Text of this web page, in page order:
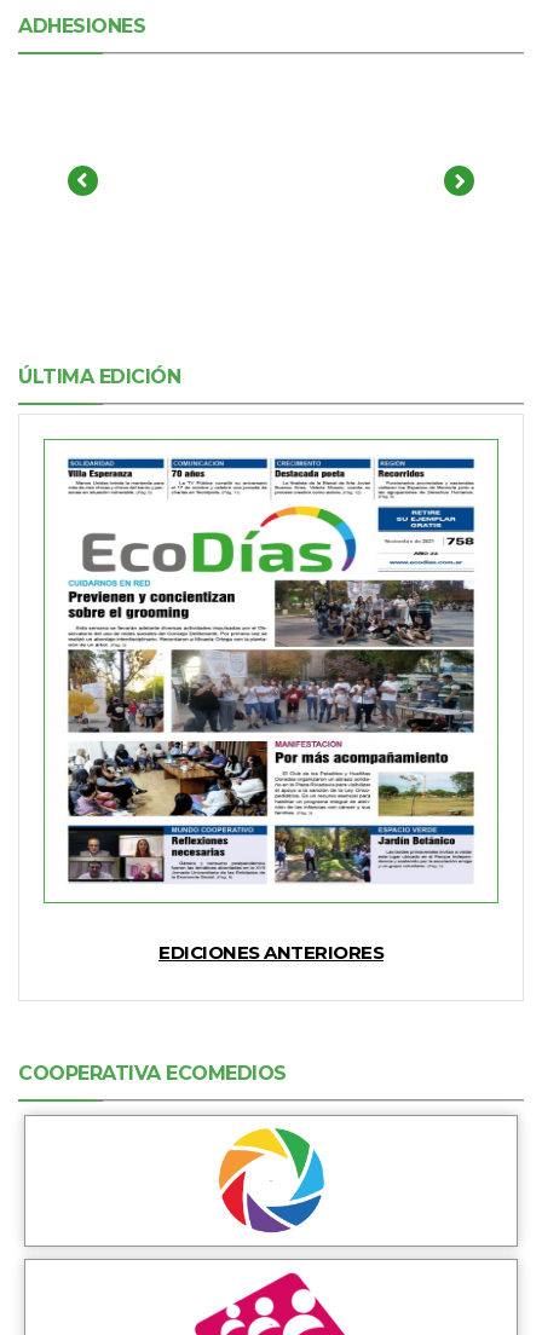
ADHESIONES
ÚLTIMA EDICIÓN
EDICIONES ANTERIORES
COOPERATIVA ECOMEDIOS